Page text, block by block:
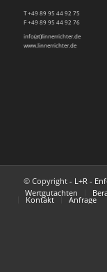
T +49 89 95 44 92 75
F +49 89 95 44 92 76
info(at)linnerrichter.de
www.linnerrichter.de
© Copyright - L+R-
Wertgutachten
Kontakt Anfrage